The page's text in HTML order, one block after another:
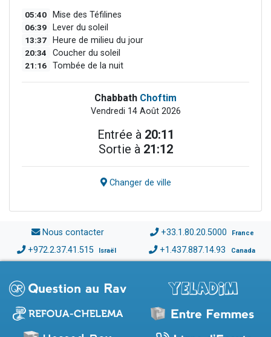
05:40 Mise des Téfilines
06:39 Lever du soleil
13:37 Heure de milieu du jour
20:34 Coucher du soleil
21:16 Tombée de la nuit
Chabbath Choftim
Vendredi 14 Août 2026
Entrée à 20:11
Sortie à 21:12
Changer de ville
Nous contacter +33.1.80.20.5000 France
+972.2.37.41.515 Israël +1.437.887.14.93 Canada